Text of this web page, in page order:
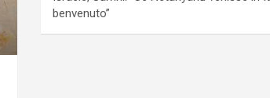
benvenuto”